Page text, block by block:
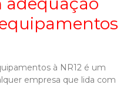
à NR12 é um
empresa que lida com